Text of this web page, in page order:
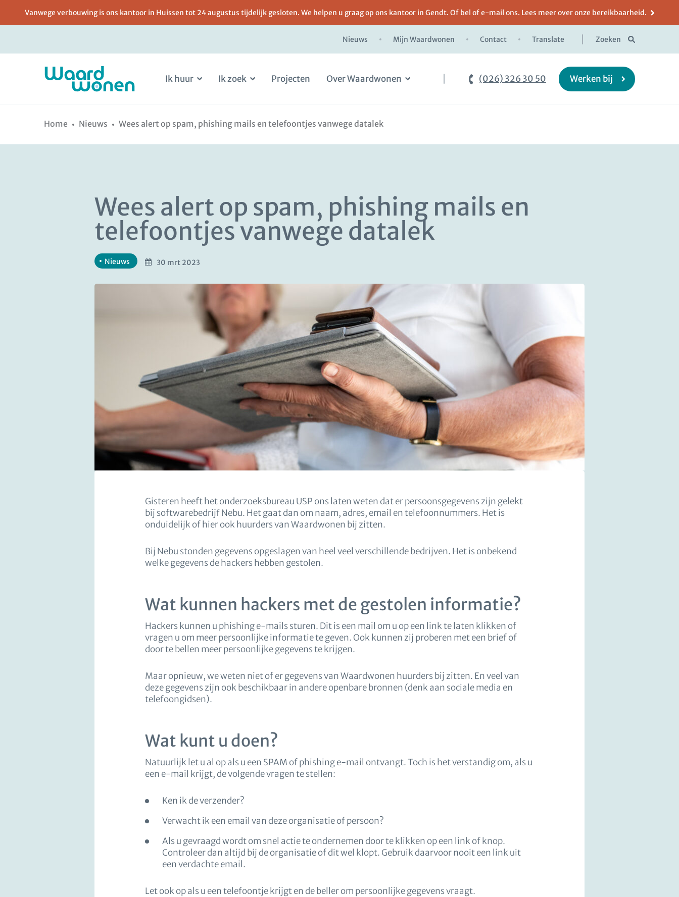
inhoud
navigatie
Vanwege verbouwing is ons kantoor in Huissen tot 24 augustus tijdelijk gesloten. We helpen u graag op ons kantoor in Gendt. Of bel of e-mail ons. Lees meer over onze bereikbaarheid.
Nieuws Mijn Waardwonen Contact Translate Zoeken
Ik huur Ik zoek Projecten Over Waardwonen (026) 326 30 50 Werken bij
Home Nieuws Wees alert op spam, phishing mails en telefoontjes vanwege datalek
Wees alert op spam, phishing mails en
telefoontjes vanwege datalek
Nieuws 30 mrt 2023
Gisteren heeft het onderzoeksbureau USP ons laten weten dat er persoonsgegevens zijn gelekt
bij softwarebedrijf Nebu. Het gaat dan om naam, adres, email en telefoonnummers. Het is
onduidelijk of hier ook huurders van Waardwonen bij zitten.
Bij Nebu stonden gegevens opgeslagen van heel veel verschillende bedrijven. Het is onbekend
welke gegevens de hackers hebben gestolen.
Wat kunnen hackers met de gestolen informatie?
Hackers kunnen u phishing e-mails sturen. Dit is een mail om u op een link te laten klikken of
vragen u om meer persoonlijke informatie te geven. Ook kunnen zij proberen met een brief of
door te bellen meer persoonlijke gegevens te krijgen.
Maar opnieuw, we weten niet of er gegevens van Waardwonen huurders bij zitten. En veel van
deze gegevens zijn ook beschikbaar in andere openbare bronnen (denk aan sociale media en
telefoongidsen).
Wat kunt u doen?
Natuurlijk let u al op als u een SPAM of phishing e-mail ontvangt. Toch is het verstandig om, als u
een e-mail krijgt, de volgende vragen te stellen:
Ken ik de verzender?
Verwacht ik een email van deze organisatie of persoon?
Als u gevraagd wordt om snel actie te ondernemen door te klikken op een link of knop.
Controleer dan altijd bij de organisatie of dit wel klopt. Gebruik daarvoor nooit een link uit
een verdachte email.
Let ook op als u een telefoontje krijgt en de beller om persoonlijke gegevens vraagt.